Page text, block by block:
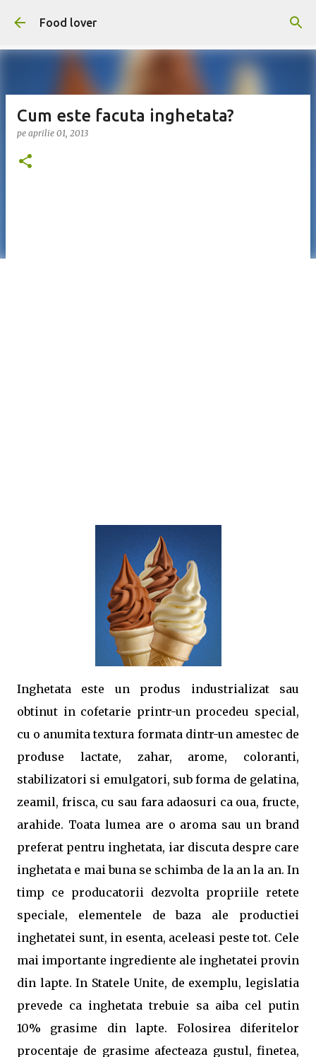
Treceți la conținutul principal
Food lover
Cum este facuta inghetata?
pe aprilie 01, 2013
Inghetata este un produs industrializat sau
obtinut in cofetarie printr-un procedeu special,
cu o anumita textura formata dintr-un amestec de
produse lactate, zahar, arome, coloranti,
stabilizatori si emulgatori, sub forma de gelatina,
zeamil, frisca, cu sau fara adaosuri ca oua, fructe,
arahide. Toata lumea are o aroma sau un brand
preferat pentru inghetata, iar discuta despre care
inghetata e mai buna se schimba de la an la an. In
timp ce producatorii dezvolta propriile retete
speciale, elementele de baza ale productiei
inghetatei sunt, in esenta, aceleasi peste tot. Cele
mai importante ingrediente ale inghetatei provin
din lapte. In Statele Unite, de exemplu, legislatia
prevede ca inghetata trebuie sa aiba cel putin
10% grasime din lapte. Folosirea diferitelor
procentaje de grasime afecteaza gustul, finetea,